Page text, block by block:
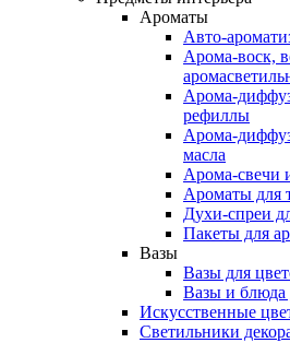
Ароматы
Авто-
Арома-воск,
Арома-
рефиллы
Арома-
масла
Арома-свечи
Ароматы для
Духи-спреи
Пакеты для
Вазы
Вазы для
Вазы и блюда
Искусственные
Светильники